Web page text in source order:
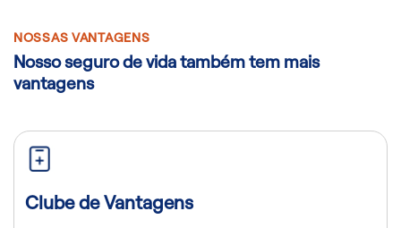
NOSSAS VANTAGENS
Nosso seguro de vida também tem mais
vantagens
Clube de Vantagens